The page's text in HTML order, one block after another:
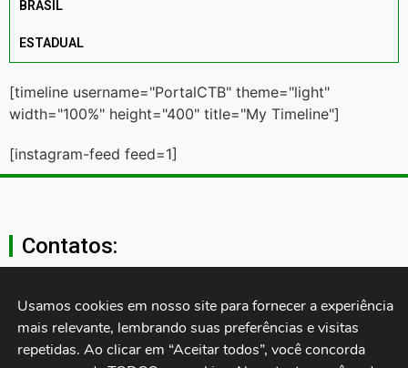
BRASIL
ESTADUAL
[timeline username="PortalCTB" theme="light"
width="100%" height="400" title="My Timeline"]
[instagram-feed feed=1]
Contatos:
secgeral@ctb.org.br
11 3874-0040
Usamos cookies em nosso site para fornecer a experiência
mais relevante, lembrando suas preferências e visitas
repetidas. Ao clicar em “Aceitar todos”, você concorda